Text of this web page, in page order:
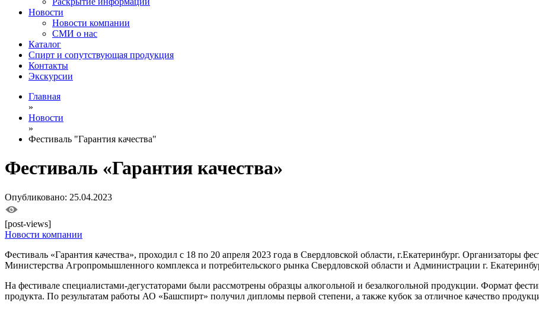
Новости
Новости компании
СМИ о нас
Каталог
Спирт и сопутствующая продукция
Контакты
Экскурсии
Главная
»
Новости
»
Фестиваль "Гарантия качества"
Фестиваль «Гарантия качества»
Опубликовано: 25.04.2023
[post-views]
Новости компании
Фестиваль «Гарантия качества», проходил с 18 по 20 апреля 2023 года в Свердловской области, г.Екатеринбург. Организаторы
Министерства Агропромышленного комплекса и потребительского рынка Свердловской области и Администрации г.
На фестивале специалистами-дегустаторами были рассмотрены образцы алкогольной и безалкогольной продукции. Формат
продукта. По результатам работы АО «Башспирт» получил дипломы первой степени, а также кубок за отличное качество